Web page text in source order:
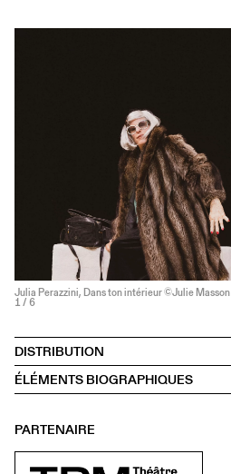
Julia Perazzini, Dans ton intérieur ©Julie Masson
1 / 6
DISTRIBUTION
ÉLÉMENTS BIOGRAPHIQUES
PARTENAIRE